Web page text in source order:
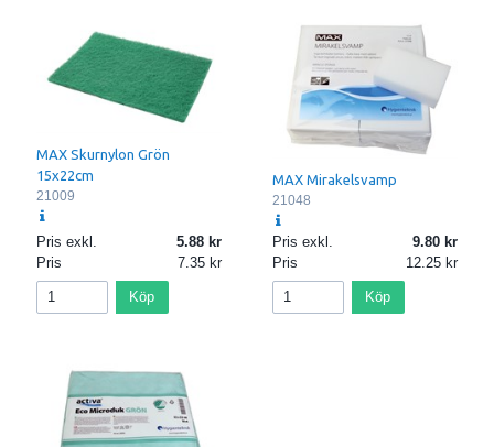
MAX Skurnylon Grön
15x22cm
21009
Pris exkl.
5.88
Pris
7.35
Köp
MAX Mirakelsvamp
21048
Pris exkl.
9.80
Pris
12.25
Köp